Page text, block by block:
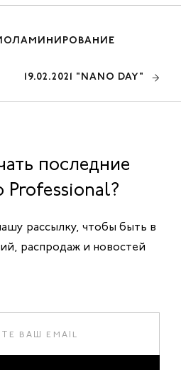
19.02.2021 "NANO DAY"
последние
Professional?
рассылку, чтобы быть в
распродаж и новостей